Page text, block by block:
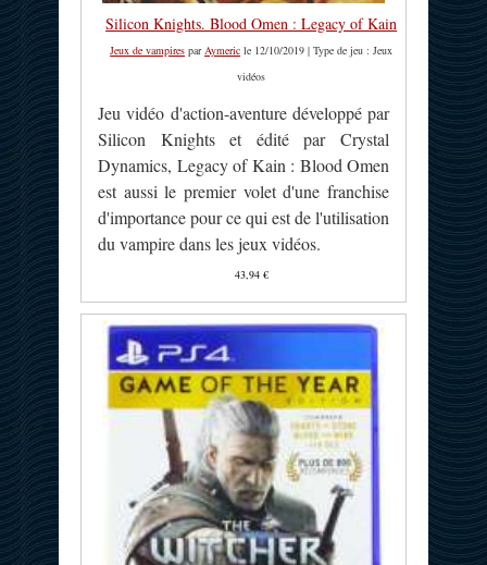
Silicon Knights. Blood Omen : Legacy of Kain
Jeux de vampires parAymeric le 12/10/2019 | Type de jeu : Jeux
vidéos
Jeu vidéo d'action-aventure développé par
Silicon Knights et édité par Crystal
Dynamics, Legacy of Kain : Blood Omen
est aussi le premier volet d'une franchise
d'importance pour ce qui est de l'utilisation
du vampire dans les jeux vidéos.
43,94 €